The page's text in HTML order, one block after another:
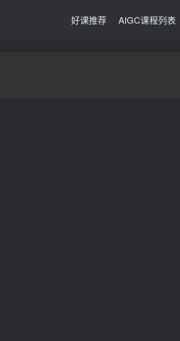
好课推荐 AIGC课程列表